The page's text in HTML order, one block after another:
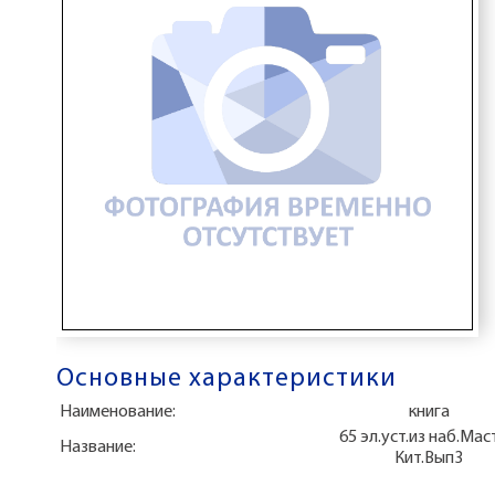
Основные характеристики
Наименование:
книга
Название:
65 эл.уст.из
Кит.Вып3